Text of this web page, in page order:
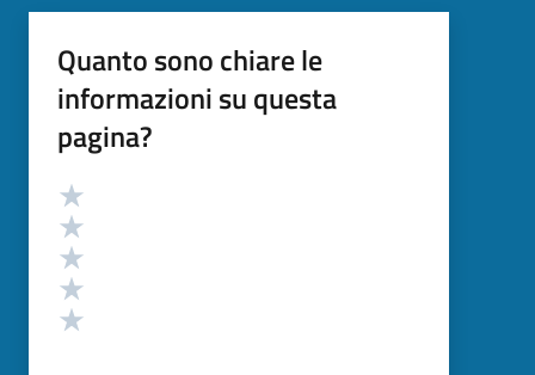
Quanto sono chiare le
informazioni su questa
pagina?
Valutazione